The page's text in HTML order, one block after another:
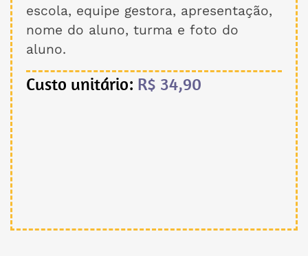
escola, equipe gestora, apresentação,
nome do aluno, turma e foto do
aluno.
Custo unitário: R$ 34,90